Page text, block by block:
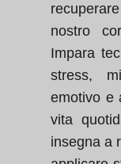
nostro
Impara
stress,
emotivo e
vita
insegna a